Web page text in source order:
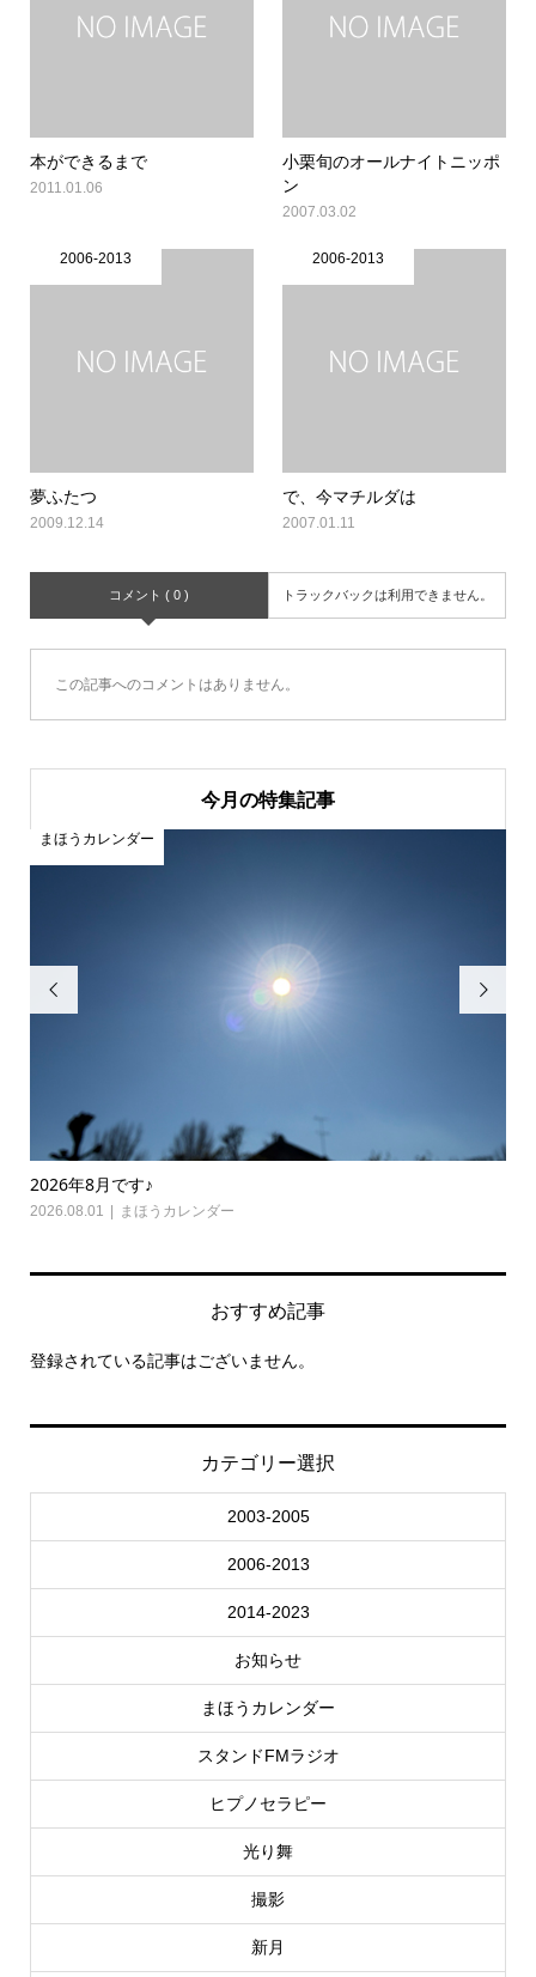
本ができるまで
2011.01.06
小栗旬のオールナイトニッポ
ン
2007.03.02
2006-2013
夢ふたつ
2009.12.14
2006-2013
で、今マチルダは
2007.01.11
コメント ( 0 ) トラックバックは利用できません。
この記事へのコメントはありません。
今月の特集記事

2026年8月です♪
2026.08.01 まほうカレンダー
まほうカレンダー

おすすめ記事
登録されている記事はございません。
カテゴリー選択
2003-2005
2006-2013
2014-2023
お知らせ
まほうカレンダー
スタンドFMラジオ
ヒプノセラピー
光り舞
撮影
新月